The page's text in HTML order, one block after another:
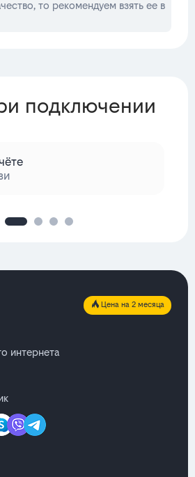
то рекомендуем взять ее в
подключении
Цена на 2 месяца
интернета